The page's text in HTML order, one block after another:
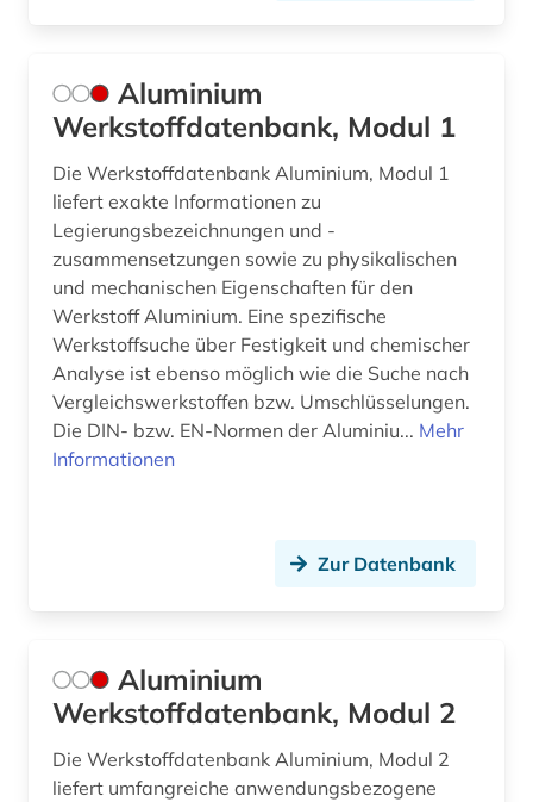
kongress (1)
konstruktion (2)
konstruktionslehre (1)
konstruktionstechnik (2)
korrosion (3)
korrosionsschutz (1)
kraftfahrtwesen (1)
kraftfahrzeug (5)
kraftfahrzeugbau (1)
kunststoff nachschlagewerk (1)
kunststoffe (6)
kunststofftechnik (3)
kunststoffverarbeitung (4)
Aluminium
Werkstoffdatenbank, Modul 1
Die Werkstoffdatenbank Aluminium, Modul 1
liefert exakte Informationen zu
Legierungsbezeichnungen und -
zusammensetzungen sowie zu physikalischen
und mechanischen Eigenschaften für den
Werkstoff Aluminium. Eine spezifische
Werkstoffsuche über Festigkeit und chemischer
Analyse ist ebenso möglich wie die Suche nach
Vergleichswerkstoffen bzw. Umschlüsselungen.
Die DIN- bzw. EN-Normen der Aluminiu... Mehr
Informationen
Zur Datenbank
Aluminium
Werkstoffdatenbank, Modul 2
Die Werkstoffdatenbank Aluminium, Modul 2
liefert umfangreiche anwendungsbezogene